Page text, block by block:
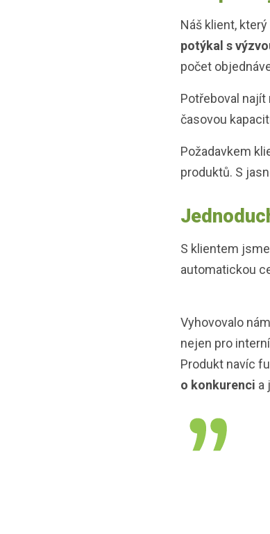
Náš klient,
potýkal s
počet
Potřeboval najít
časovou
Požadavkem
produktů. S
S klientem
automatickou
Vyhovovalo
nejen pro
Produkt navíc
o konkurenci a